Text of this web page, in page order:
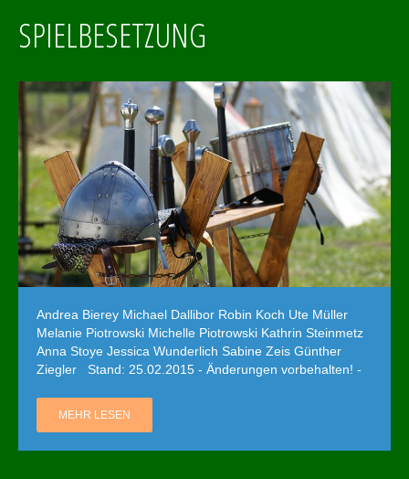
SPIELBESETZUNG
Andrea Bierey Michael Dallibor Robin Koch Ute Müller
Melanie Piotrowski Michelle Piotrowski Kathrin Steinmetz
Anna Stoye Jessica Wunderlich Sabine Zeis Günther
Ziegler Stand: 25.02.2015 - Änderungen vorbehalten! -
MEHR LESEN